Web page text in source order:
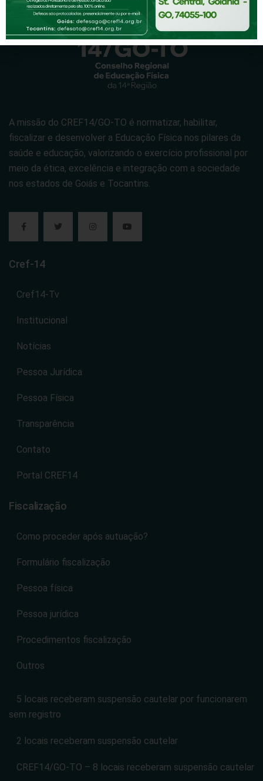
A missão do CREF14/GO-TO é normatizar, habilitar,
fiscalizar e desenvolver a Educação Física nos pilares da
saúde e educação, valorizando o exercício profissional por
meio da ética, excelência e integração com a sociedade
nos estados de Goiás e Tocantins.
Cref-14
Cref14-Tv
Institucional
Notícias
Pessoa Jurídica
Pessoa Física
Transparência
Contato
Portal CREF14
Fiscalização
Como proceder após autuação?
Formulário fiscalização
Pessoa física
Pessoa jurídica
Procedimentos fiscalização
Outros
5 locais receberam suspensão cautelar por funcionarem
sem registro
2 locais receberam suspensão cautelar
CREF14/GO-TO – 8 locais receberam suspensão cautelar